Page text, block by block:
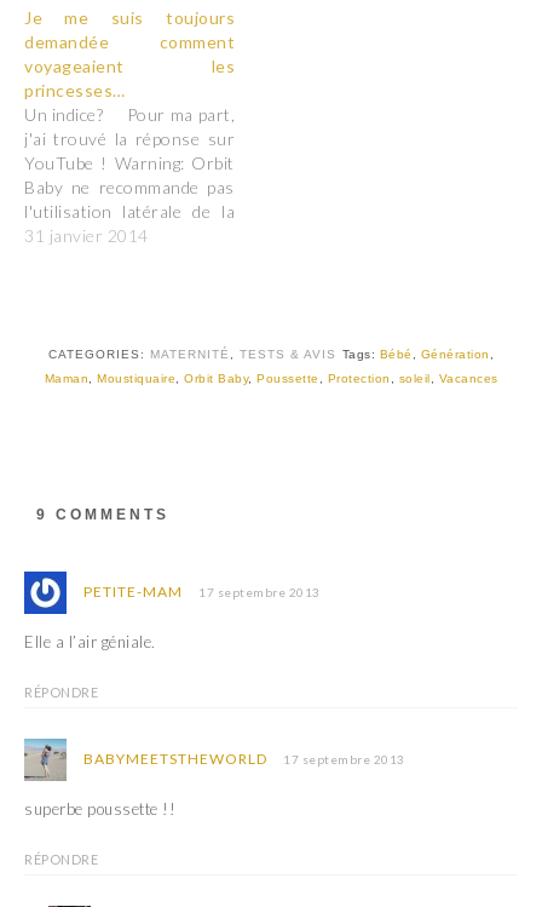
Je me suis toujours
demandée comment
voyageaient les
princesses…
Un indice? Pour ma part,
j'ai trouvé la réponse sur
YouTube ! Warning: Orbit
Baby ne recommande pas
l'utilisation latérale de la
poussette !
31 janvier 2014
CATEGORIES: MATERNITÉ , TESTS & AVIS Tags: Bébé , Génération ,
Maman, Moustiquaire, Orbit Baby, Poussette , Protection , soleil , Vacances
9 COMMENTS
PETITE-MAM 17 septembre 2013
Elle a l’air géniale.
RÉPONDRE
BABYMEETSTHEWORLD 17 septembre 2013
superbe poussette !!
RÉPONDRE